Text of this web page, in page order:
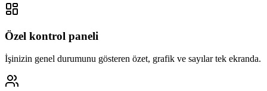
Özel kontrol paneli
İşinizin genel durumunu gösteren özet, grafik ve sayılar tek ekranda.